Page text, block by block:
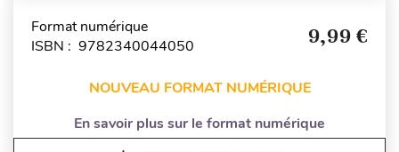
Format numérique
ISBN : 9782340044050
9,99 €
NOUVEAU FORMAT NUMÉRIQUE
En savoir plus sur le format numérique